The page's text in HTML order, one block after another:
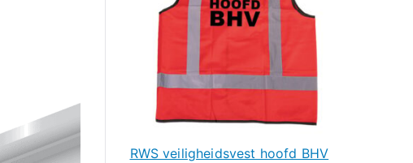
RWS veiligheidsvest hoofd BHV